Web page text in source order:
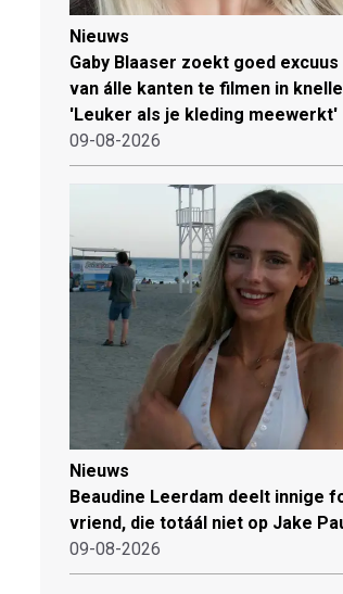
Nieuws
Gaby Blaaser zoekt goed
van álle kanten te filmen in
'Leuker als je kleding meewerkt'
09-08-2026
Nieuws
Beaudine Leerdam deelt innige
vriend, die totáál niet op Jake
09-08-2026